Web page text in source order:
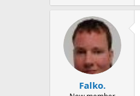
Falko.